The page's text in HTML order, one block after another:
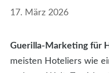
17. März 2026
Guerilla-Marketing für
meisten Hoteliers wie